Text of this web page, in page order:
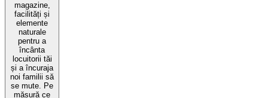
magazine,
facilități și
elemente
naturale
pentru a
încânta
locuitorii tăi
și a încuraja
noi familii să
se mute. Pe
măsură ce